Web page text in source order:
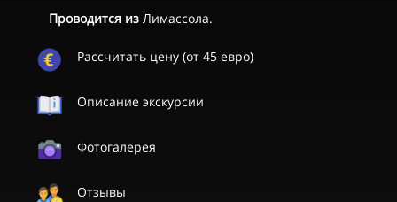
Проводится из Лимассола.
Рассчитать цену (от 45 евро)
Описание экскурсии
Фотогалерея
Отзывы